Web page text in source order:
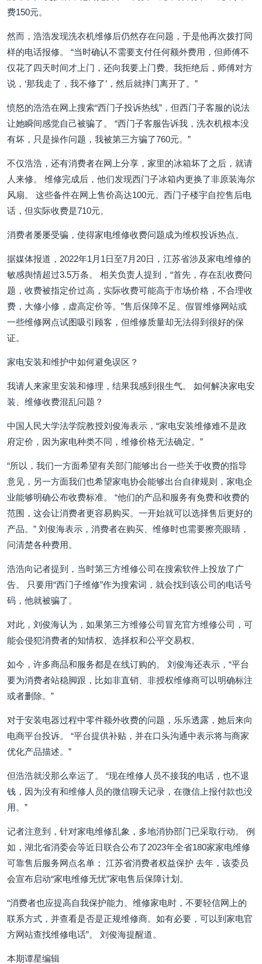
费150元。
然而，浩浩发现洗衣机维修后仍然存在问题，于是他再次拨打同
样的电话报修。 “当时确认不需要支付任何额外费用，但师傅不
仅花了四天时间才上门，还向我要上门费。我拒绝后，师傅对方
说，‘那我走了，我不修了’，然后就摔门离开了。”
愤怒的浩浩在网上搜索“西门子投诉热线”，但西门子客服的说法
让她瞬间感觉自己被骗了。 “西门子客服告诉我，洗衣机根本没
有坏，只是操作问题，我被第三方骗了760元。”
不仅浩浩，还有消费者在网上分享，家里的冰箱坏了之后，就请
人来修。 维修完成后，他们发现西门子冰箱内更换了非原装海尔
风扇。 这些备件在网上售价高达100元。西门子楼宇自控售后电
话，但实际收费是710元。
消费者屡屡受骗，使得家电维修收费问题成为维权投诉热点。
据媒体报道，2022年1月1日至7月20日，江苏省涉及家电维修的
敏感舆情超过3.5万条。 相关负责人提到，“首先，存在乱收费问
题，收费被指定价过高，实际收费可能高于市场价格，不合理收
费，大修小修，虚高定价等。”售后保障不足。假冒维修网站或
一些维修网点试图吸引顾客，但维修质量却无法得到很好的保
证。
家电安装和维护中如何避免误区？
我请人来家里安装和修理，结果我感到很生气。 如何解决家电安
装、维修收费混乱问题？
中国人民大学法学院教授刘俊海表示，“家电安装维修难不是政
府定价，因为家电种类不同，维修价格无法确定。”
“所以，我们一方面希望有关部门能够出台一些关于收费的指导
意见，另一方面我们也希望家电协会能够出台自律规则，家电企
业能够明确公布收费标准。 “他们的产品和服务有免费和收费的
范围，这会让消费者更容易购买。一开始就可以选择售后更好的
产品。” 刘俊海表示，消费者在购买、维修时也需要擦亮眼睛，
问清楚各种费用。
浩浩向记者提到，当时第三方维修公司在搜索软件上投放了广
告。 只要用“西门子维修”作为搜索词，就会找到该公司的电话号
码，他就被骗了。
对此，刘俊海认为，如果第三方维修公司冒充官方维修公司，可
能会侵犯消费者的知情权、选择权和公平交易权。
如今，许多商品和服务都是在线订购的。 刘俊海还表示，“平台
要为消费者站稳脚跟，比如非直销、非授权维修商可以明确标注
或者删除。”
对于安装电器过程中零件额外收费的问题，乐乐透露，她后来向
电商平台投诉。 “平台提供补贴，并在口头沟通中表示将与商家
优化产品描述。”
但浩浩就没那么幸运了。 “现在维修人员不接我的电话，也不退
钱，因为没有和维修人员的微信聊天记录，在微信上报付款也没
用。”
记者注意到，针对家电维修乱象，多地消协部门已采取行动。 例
如，湖北省消委会等近日联合公布了2023年全省180家家电维修
可靠售后服务网点名单； 江苏省消费者权益保护 去年，该委员
会宣布启动“家电维修无忧”家电售后保障计划。
“消费者也应提高自我保护能力。维修家电时，不要轻信网上的
联系方式，并查看是否是正规维修商。如有必要，可以到家电官
方网站查找维修电话”。 刘俊海提醒道。
本期谭星编辑